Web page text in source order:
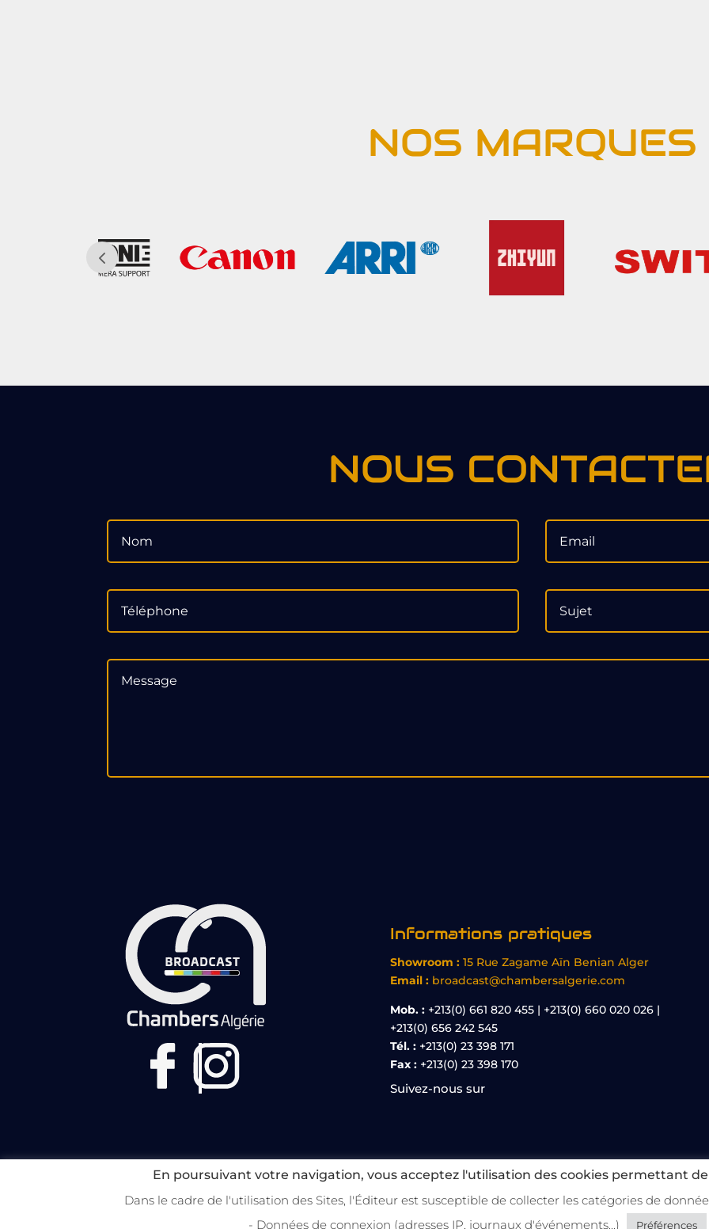
NOS MARQUES
NOUS
Informations pratiques
Showroom : 15 Rue Zagame Aïn Benian Alger
Email : broadcast@chambersalgerie.com
Mob. :+213(0) 661 820 455 | +213(0) 660 020 026 |
+213(0) 656 242 545
Tél. : +213(0) 23 398 171
Fax : +213(0) 23 398 170
Suivez-nous sur
Copyright 2022 Broadcast Chambers Algerie – Distributeur Matériel Audiovisuel
En poursuivant votre navigation, vous acceptez l'utilisation des cookies permettant
Dans le cadre de l'utilisation des Sites, l'Éditeur est susceptible de collecter les catégories de
- Données de connexion (adresses IP, journaux d'événements...)
Préférences